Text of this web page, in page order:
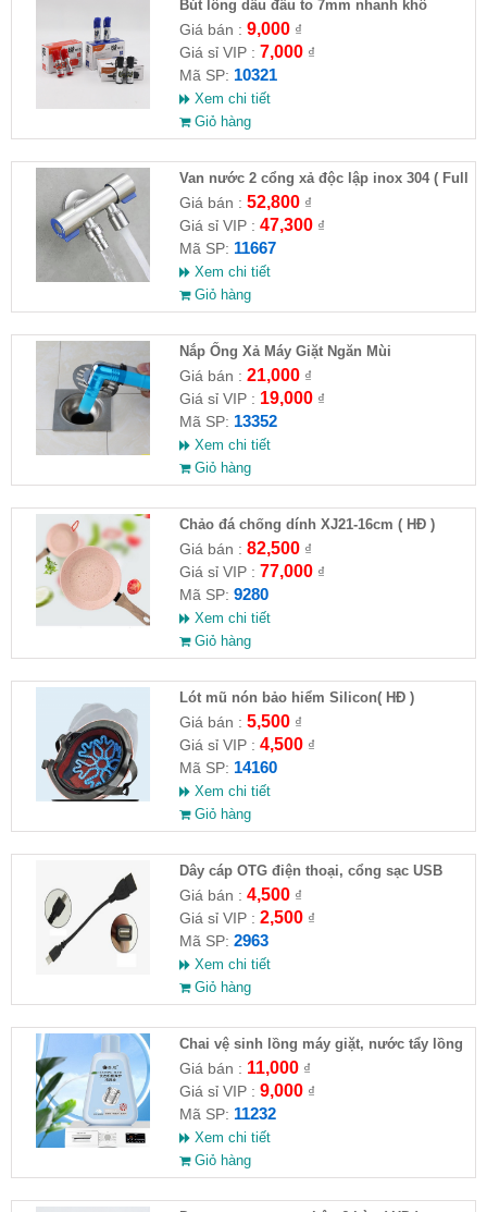
Bút lông dầu đầu to 7mm nhanh khô
Giá bán : 9,000₫
Giá sỉ VIP : 7,000₫
Mã SP: 10321
Xem chi tiết
Giỏ hàng
Van nước 2 cổng xả độc lập inox 304 ( Full
VAT )
Giá bán : 52,800₫
Giá sỉ VIP : 47,300₫
Mã SP: 11667
Xem chi tiết
Giỏ hàng
Nắp Ống Xả Máy Giặt Ngăn Mùi
Giá bán : 21,000₫
Giá sỉ VIP : 19,000₫
Mã SP: 13352
Xem chi tiết
Giỏ hàng
Chảo đá chống dính XJ21-16cm ( HĐ )
Giá bán : 82,500₫
Giá sỉ VIP : 77,000₫
Mã SP: 9280
Xem chi tiết
Giỏ hàng
Lót mũ nón bảo hiểm Silicon( HĐ )
Giá bán : 5,500₫
Giá sỉ VIP : 4,500₫
Mã SP: 14160
Xem chi tiết
Giỏ hàng
Dây cáp OTG điện thoại, cổng sạc USB
Giá bán : 4,500₫
Giá sỉ VIP : 2,500₫
Mã SP: 2963
Xem chi tiết
Giỏ hàng
Chai vệ sinh lồng máy giặt, nước tẩy lồng
máy giặt CLEANING FLUID
Giá bán : 11,000₫
Giá sỉ VIP : 9,000₫
Mã SP: 11232
Xem chi tiết
Giỏ hàng